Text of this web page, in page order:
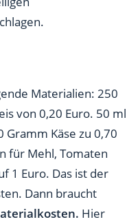
Materialien: 250
von 0,20 Euro. 50 ml
Gramm Käse zu 0,70
für Mehl, Tomaten
1 Euro. Das ist der
Dann braucht
Hier